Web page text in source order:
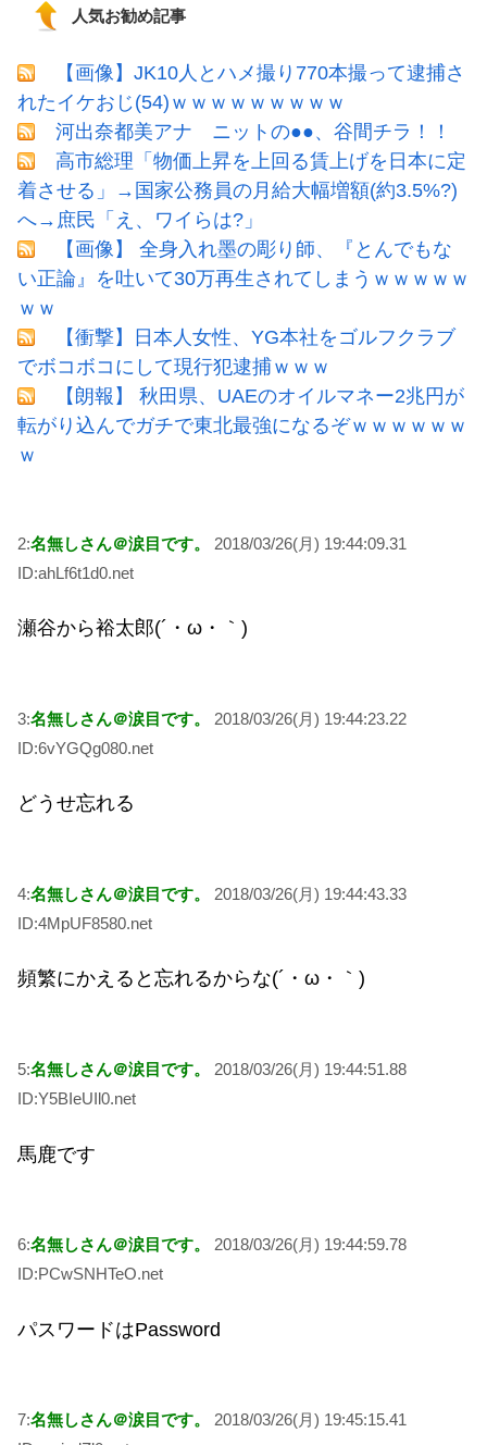
人気お勧め記事
【画像】JK10人とハメ撮り770本撮って逮捕さ
れたイケおじ(54)ｗｗｗｗｗｗｗｗｗ
河出奈都美アナ ニットの●●、谷間チラ！！
高市総理「物価上昇を上回る賃上げを日本に定
着させる」→国家公務員の月給大幅増額(約3.5%?)
へ→庶民「え、ワイらは?」
【画像】 全身入れ墨の彫り師、『とんでもな
い正論』を吐いて30万再生されてしまうｗｗｗｗｗ
ｗｗ
【衝撃】日本人女性、YG本社をゴルフクラブ
でボコボコにして現行犯逮捕ｗｗｗ
【朗報】 秋田県、UAEのオイルマネー2兆円が
転がり込んでガチで東北最強になるぞｗｗｗｗｗｗ
ｗ
2:名無しさん＠涙目です。
2018/03/26(月) 19:44:09.31
ID:ahLf6t1d0.net
瀬谷から裕太郎(´・ω・｀)
3:名無しさん＠涙目です。
2018/03/26(月) 19:44:23.22
ID:6vYGQg080.net
どうせ忘れる
4:名無しさん＠涙目です。
2018/03/26(月) 19:44:43.33
ID:4MpUF8580.net
頻繁にかえると忘れるからな(´・ω・｀)
5:名無しさん＠涙目です。
2018/03/26(月) 19:44:51.88
ID:Y5BIeUIl0.net
馬鹿です
6:名無しさん＠涙目です。
2018/03/26(月) 19:44:59.78
ID:PCwSNHTeO.net
パスワードはPassword
7:名無しさん＠涙目です。
2018/03/26(月) 19:45:15.41